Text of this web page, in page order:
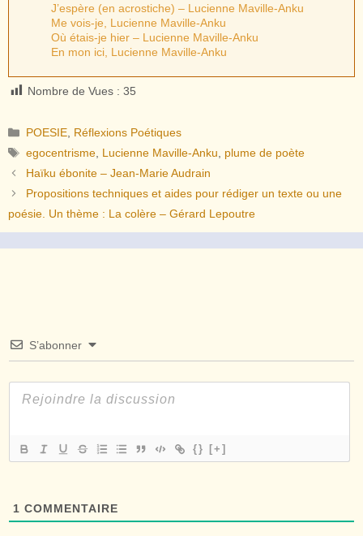
J’espère (en acrostiche) – Lucienne Maville-Anku
Me vois-je, Lucienne Maville-Anku
Où étais-je hier – Lucienne Maville-Anku
En mon ici, Lucienne Maville-Anku
Nombre de Vues : 35
Catégories
POESIE Réflexions Poétiques
Étiquettes
egocentrisme Lucienne Maville-Anku
plume de poète
Haïku ébonite – Jean-Marie Audrain
Propositions techniques et aides pour rédiger un texte ou une
poésie. Un thème : La colère – Gérard Lepoutre
S’abonner
{} [+]
1 COMMENTAIRE